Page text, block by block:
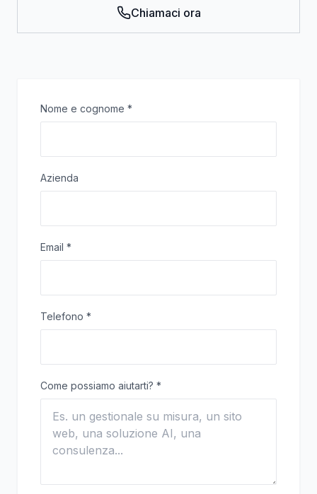
Chiamaci ora
Nome e cognome *
Azienda
Email *
Telefono *
Come possiamo aiutarti? *